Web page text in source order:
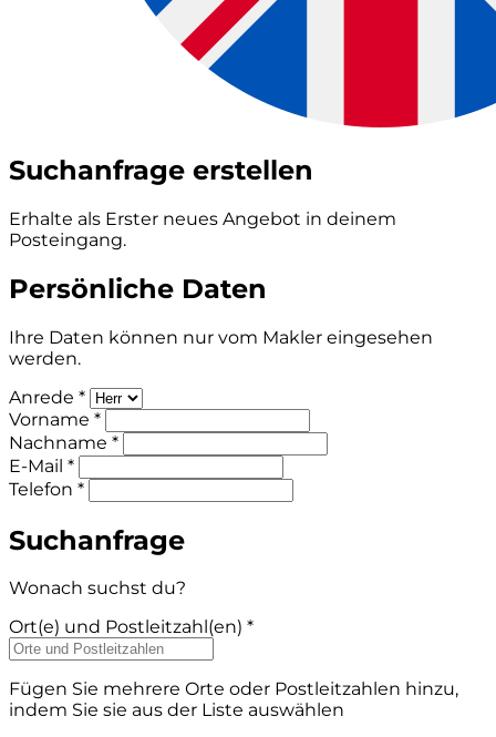
Suchanfrage erstellen
Erhalte als Erster neues Angebot in deinem
Posteingang.
Persönliche Daten
Ihre Daten können nur vom Makler eingesehen
werden.
Anrede *
Vorname *
Nachname *
E-Mail *
Telefon *
Suchanfrage
Wonach suchst du?
Ort(e) und Postleitzahl(en) *
Fügen Sie mehrere Orte oder Postleitzahlen hinzu,
indem Sie sie aus der Liste auswählen